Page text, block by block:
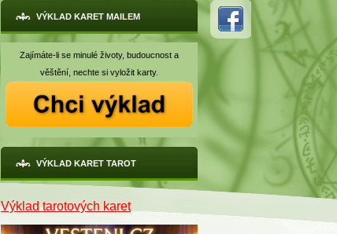
VÝKLAD KARET MAILEM
Zajímáte-li se minulé životy, budoucnost a
věštění, nechte si vyložit karty.
VÝKLAD KARET TAROT
Výklad tarotových karet